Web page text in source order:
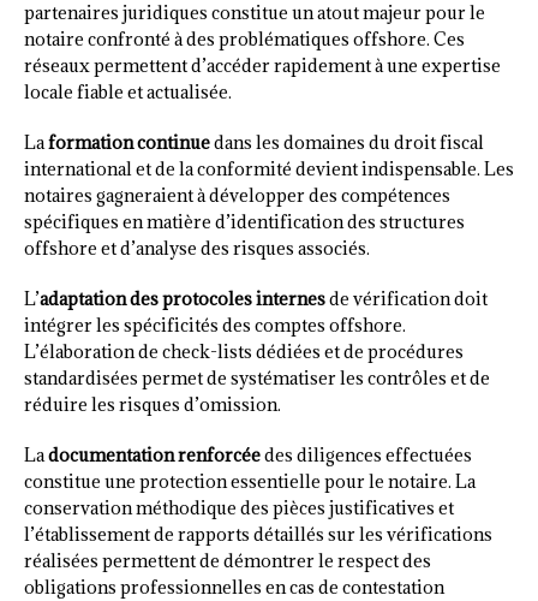
partenaires juridiques constitue un atout majeur pour le
notaire confronté à des problématiques offshore. Ces
réseaux permettent d’accéder rapidement à une expertise
locale fiable et actualisée.
Laformation continuedans les domaines du droit fiscal
international et de la conformité devient indispensable. Les
notaires gagneraient à développer des compétences
spécifiques en matière d’identification des structures
offshore et d’analyse des risques associés.
L’adaptation des protocoles internesde vérification doit
intégrer les spécificités des comptes offshore.
L’élaboration de check-lists dédiées et de procédures
standardisées permet de systématiser les contrôles et de
réduire les risques d’omission.
Ladocumentation renforcéedes diligences effectuées
constitue une protection essentielle pour le notaire. La
conservation méthodique des pièces justificatives et
l’établissement de rapports détaillés sur les vérifications
réalisées permettent de démontrer le respect des
obligations professionnelles en cas de contestation